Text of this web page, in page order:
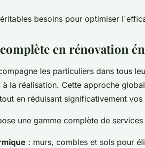
besoins pour optimiser
en rénovation
les particuliers dans tous
la réalisation. Cette approche
en réduisant significativement
une gamme complète de
: murs, combles et sols pour